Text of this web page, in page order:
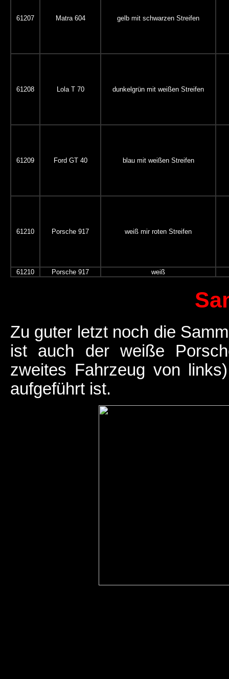
61207 Matra 604 gelb mit schwarzen Streifen
61208 Lola T 70 dunkelgrün mit weißen Streifen
61209 Ford GT 40 blau mit weißen Streifen
61210 Porsche 917 weiß mir roten Streifen
61210 Porsche 917 weiß
Zu guter letzt noch die
ist auch der weiße
zweites Fahrzeug von
aufgeführt ist.